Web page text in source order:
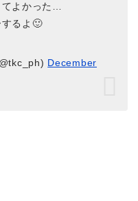
てよかった…
るよ🙂
December